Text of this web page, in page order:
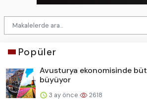
Popüler
Avusturya ekonomisinde
büyüyor
3 ay önce 2618